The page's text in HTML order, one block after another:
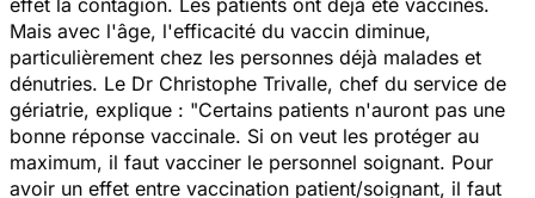
Mais avec l'âge, l'efficacité du vaccin diminue,
particulièrement chez les personnes déjà malades et
dénutries. Le Dr Christophe Trivalle, chef du service de
gériatrie, explique : "Certains patients n'auront pas une
bonne réponse vaccinale. Si on veut les protéger au
maximum, il faut vacciner le personnel soignant. Pour
avoir un effet entre vaccination patient/soignant, il faut